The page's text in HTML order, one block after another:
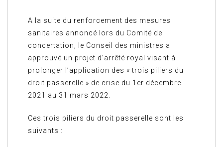
A la suite du renforcement des mesures
sanitaires annoncé lors du Comité de
concertation, le Conseil des ministres a
approuvé un projet d’arrêté royal visant à
prolonger l’application des « trois piliers du
droit passerelle » de crise du 1er décembre
2021 au 31 mars 2022.
Ces trois piliers du droit passerelle sont les
suivants :